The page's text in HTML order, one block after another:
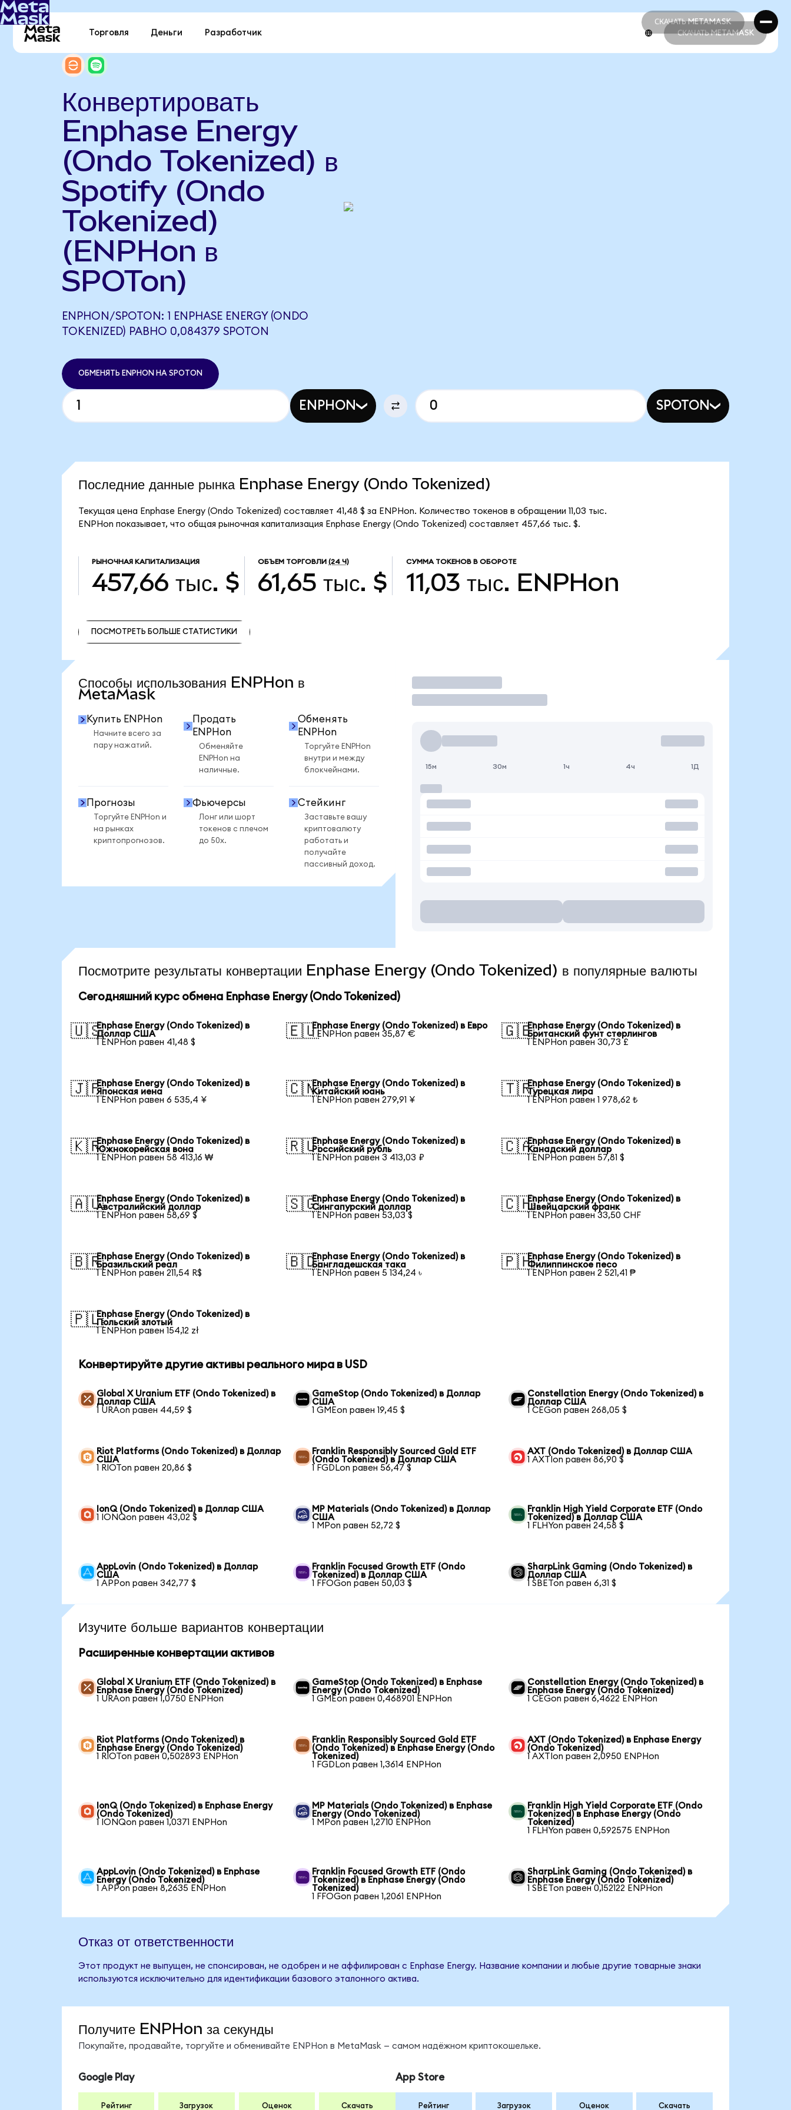
СКАЧАТЬ METAMASK
СКАЧАТЬ METAMASK
Торговля Деньги Разработчик СКАЧАТЬ METAMASK
Конвертировать
Enphase Energy
(Ondo Tokenized) в
Spotify (Ondo
Tokenized)
(ENPHon в
SPOTon)
ENPHON/SPOTON: 1 ENPHASE ENERGY (ONDO
TOKENIZED) РАВНО 0,084379 SPOTON
ОБМЕНЯТЬ ENPHON НА SPOTON
ENPHON SPOTON
Последние данные рынка Enphase Energy (Ondo Tokenized)
Текущая цена Enphase Energy (Ondo Tokenized) составляет 41,48 $ за ENPHon. Количество токенов в обращении 11,03 тыс.
ENPHon показывает, что общая рыночная капитализация Enphase Energy (Ondo Tokenized) составляет 457,66 тыс. $.
РЫНОЧНАЯ КАПИТАЛИЗАЦИЯ
457,66 тыс. $
ОБЪЕМ ТОРГОВЛИ (24 Ч)
61,65 тыс. $
СУММА ТОКЕНОВ В ОБОРОТЕ
11,03 тыс. ENPHon
ПОСМОТРЕТЬ БОЛЬШЕ СТАТИСТИКИ
Способы использования ENPHon в
MetaMask
Купить ENPHon
Начните всего за
пару нажатий.
Продать
ENPHon
Обменяйте
ENPHon на
наличные.
Обменять
ENPHon
Торгуйте ENPHon
внутри и между
блокчейнами.
Прогнозы
Торгуйте ENPHon и
на рынках
криптопрогнозов.
Фьючерсы
Лонг или шорт
токенов с плечом
до 50x.
Стейкинг
Заставьте вашу
криптовалюту
работать и
получайте
пассивный доход.
Торговать
15м 30м 1ч 4ч 1Д
Посмотрите результаты конвертации Enphase Energy (Ondo Tokenized) в популярные валюты
Сегодняшний курс обмена Enphase Energy (Ondo Tokenized)
🇺🇸Enphase Energy (Ondo Tokenized) в
Доллар США
1 ENPHon равен 41,48 $
🇪🇺Enphase Energy (Ondo Tokenized) в Евро
1 ENPHon равен 35,87 €
🇬🇧Enphase Energy (Ondo Tokenized) в
Британский фунт стерлингов
1 ENPHon равен 30,73 £
🇯🇵Enphase Energy (Ondo Tokenized) в
Японская иена
1 ENPHon равен 6 535,4 ¥
🇨🇳Enphase Energy (Ondo Tokenized) в
Китайский юань
1 ENPHon равен 279,91 ¥
🇹🇷Enphase Energy (Ondo Tokenized) в
Турецкая лира
1 ENPHon равен 1 978,62 ₺
🇰🇷Enphase Energy (Ondo Tokenized) в
Южнокорейская вона
1 ENPHon равен 58 413,16 ₩
🇷🇺Enphase Energy (Ondo Tokenized) в
Российский рубль
1 ENPHon равен 3 413,03 ₽
🇨🇦Enphase Energy (Ondo Tokenized) в
Канадский доллар
1 ENPHon равен 57,81 $
🇦🇺Enphase Energy (Ondo Tokenized) в
Австралийский доллар
1 ENPHon равен 58,69 $
🇸🇬Enphase Energy (Ondo Tokenized) в
Сингапурский доллар
1 ENPHon равен 53,03 $
🇨🇭Enphase Energy (Ondo Tokenized) в
Швейцарский франк
1 ENPHon равен 33,50 CHF
🇧🇷Enphase Energy (Ondo Tokenized) в
Бразильский реал
1 ENPHon равен 211,54 R$
🇧🇩Enphase Energy (Ondo Tokenized) в
Бангладешская така
1 ENPHon равен 5 134,24 ৳
🇵🇭Enphase Energy (Ondo Tokenized) в
Филиппинское песо
1 ENPHon равен 2 521,41 ₱
🇵🇱Enphase Energy (Ondo Tokenized) в
Польский злотый
1 ENPHon равен 154,12 zł
Конвертируйте другие активы реального мира в USD
Global X Uranium ETF (Ondo Tokenized) в
Доллар США
1 URAon равен 44,59 $
GameStop (Ondo Tokenized) в Доллар
США
1 GMEon равен 19,45 $
Constellation Energy (Ondo Tokenized) в
Доллар США
1 CEGon равен 268,05 $
Riot Platforms (Ondo Tokenized) в Доллар
США
1 RIOTon равен 20,86 $
Franklin Responsibly Sourced Gold ETF
(Ondo Tokenized) в Доллар США
1 FGDLon равен 56,47 $
AXT (Ondo Tokenized) в Доллар США
1 AXTIon равен 86,90 $
IonQ (Ondo Tokenized) в Доллар США
1 IONQon равен 43,02 $
MP Materials (Ondo Tokenized) в Доллар
США
1 MPon равен 52,72 $
Franklin High Yield Corporate ETF (Ondo
Tokenized) в Доллар США
1 FLHYon равен 24,58 $
AppLovin (Ondo Tokenized) в Доллар
США
1 APPon равен 342,77 $
Franklin Focused Growth ETF (Ondo
Tokenized) в Доллар США
1 FFOGon равен 50,03 $
SharpLink Gaming (Ondo Tokenized) в
Доллар США
1 SBETon равен 6,31 $
Изучите больше вариантов конвертации
Расширенные конвертации активов
Global X Uranium ETF (Ondo Tokenized) в
Enphase Energy (Ondo Tokenized)
1 URAon равен 1,0750 ENPHon
GameStop (Ondo Tokenized) в Enphase
Energy (Ondo Tokenized)
1 GMEon равен 0,468901 ENPHon
Constellation Energy (Ondo Tokenized) в
Enphase Energy (Ondo Tokenized)
1 CEGon равен 6,4622 ENPHon
Riot Platforms (Ondo Tokenized) в
Enphase Energy (Ondo Tokenized)
1 RIOTon равен 0,502893 ENPHon
Franklin Responsibly Sourced Gold ETF
(Ondo Tokenized) в Enphase Energy (Ondo
Tokenized)
1 FGDLon равен 1,3614 ENPHon
AXT (Ondo Tokenized) в Enphase Energy
(Ondo Tokenized)
1 AXTIon равен 2,0950 ENPHon
IonQ (Ondo Tokenized) в Enphase Energy
(Ondo Tokenized)
1 IONQon равен 1,0371 ENPHon
MP Materials (Ondo Tokenized) в Enphase
Energy (Ondo Tokenized)
1 MPon равен 1,2710 ENPHon
Franklin High Yield Corporate ETF (Ondo
Tokenized) в Enphase Energy (Ondo
Tokenized)
1 FLHYon равен 0,592575 ENPHon
AppLovin (Ondo Tokenized) в Enphase
Energy (Ondo Tokenized)
1 APPon равен 8,2635 ENPHon
Franklin Focused Growth ETF (Ondo
Tokenized) в Enphase Energy (Ondo
Tokenized)
1 FFOGon равен 1,2061 ENPHon
SharpLink Gaming (Ondo Tokenized) в
Enphase Energy (Ondo Tokenized)
1 SBETon равен 0,152122 ENPHon
Отказ от ответственности
Этот продукт не выпущен, не спонсирован, не одобрен и не аффилирован с Enphase Energy. Название компании и любые другие товарные знаки
используются исключительно для идентификации базового эталонного актива.
Получите ENPHon за секунды
Покупайте, продавайте, торгуйте и обменивайте ENPHon в MetaMask — самом надёжном криптокошельке.
Google Play
Рейтинг Загрузок Оценок Скачать
App Store
Рейтинг Загрузок Оценок Скачать